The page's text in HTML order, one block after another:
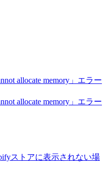
allocate memory」エラー
allocate memory」エラー
ストアに表示されない場